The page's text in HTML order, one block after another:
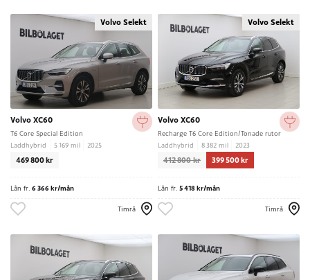
Volvo Selekt
Volvo XC60
T6 Core Special Edition
Laddhybrid
5 169 mil 2025
469 800 kr
Lån fr. 6 366 kr/mån
Timrå
Volvo Selekt
Volvo XC60
Recharge T6 Core Edition/Tonade rutor
Laddhybrid
8 382 mil 2023
412 800 kr 399 500 kr
Lån fr. 5 418 kr/mån
Timrå